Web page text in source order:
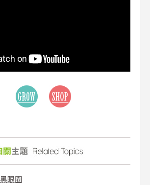
黑眼圈